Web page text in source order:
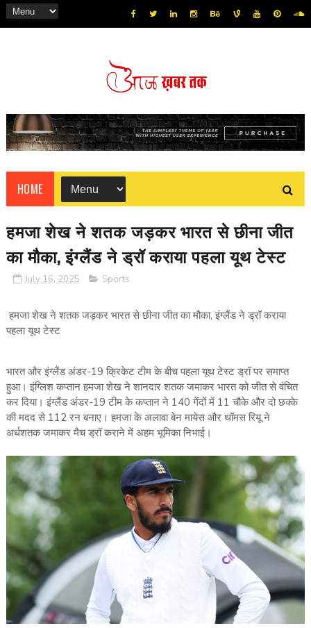
HOME
हमजा शेख ने शतक जड़कर भारत से छीना जीत
का मौका, इंग्‍लैंड ने ड्रॉ कराया पहला यूथ टेस्‍ट
July 16, 2025 Sports
हमजा शेख ने शतक जड़कर भारत से छीना जीत का मौका, इंग्‍लैंड ने ड्रॉ कराया
पहला यूथ टेस्‍ट
भारत और इंग्‍लैंड अंडर-19 क्रिकेट टीम के बीच पहला यूथ टेस्‍ट ड्रॉ पर समाप्‍त
हुआ। इंग्लिश कप्‍तान हमजा शेख ने शानदार शतक जमाकर भारत को जीत से वंचित
कर दिया। इंग्‍लैंड अंडर-19 टीम के कप्‍तान ने 140 गेंदों में 11 चौके और दो छक्‍के
की मदद से 112 रन बनाए। हमजा के अलावा बेन मायेस और थॉमस रियू ने
अर्धशतक जमाकर मैच ड्रॉ कराने में अहम भूमिका निभाई।